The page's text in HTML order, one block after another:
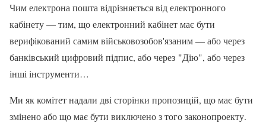
Чим електрона пошта відрізняється від електронного
кабінету — тим, що електронний кабінет має бути
верифікований самим військовозобов'язаним — або через
банківський цифровий підпис, або через "Дію", або через
інші інструменти…
Ми як комітет надали дві сторінки пропозицій, що має бути
змінено або що має бути виключено з того законопроекту.